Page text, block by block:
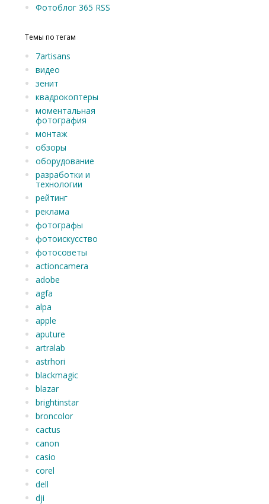
Фотоблог 365 RSS
Темы по тегам
7artisans
видео
зенит
квадрокоптеры
моментальная
фотография
монтаж
обзоры
оборудование
разработки и
технологии
рейтинг
реклама
фотографы
фотоискусство
фотосоветы
actioncamera
adobe
agfa
alpa
apple
aputure
artralab
astrhori
blackmagic
blazar
brightinstar
broncolor
cactus
canon
casio
corel
dell
dji